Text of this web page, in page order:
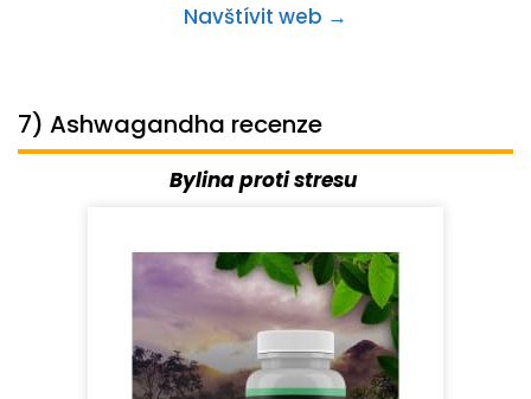
Navštívit web →
7) Ashwagandha recenze
Bylina proti stresu